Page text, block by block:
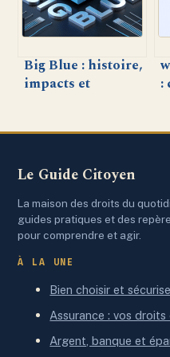
Big Blue : histoire,
impacts et
technologique
:
Le Guide Citoyen
La maison des droits du
guides pratiques et des
pour comprendre et agir.
À LA UNE
Bien choisir et
Assurance : vos
Argent, banque et